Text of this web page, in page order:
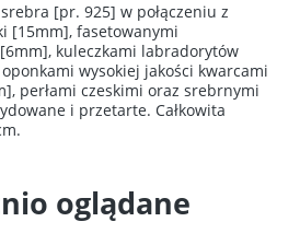
[pr. 925] w połączeniu z
[15mm], fasetowanymi
kuleczkami labradorytów
wysokiej jakości kwarcami
perłami czeskimi oraz srebrnymi
i przetarte. Całkowita
oglądane